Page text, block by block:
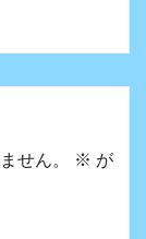
せん。 ※ が